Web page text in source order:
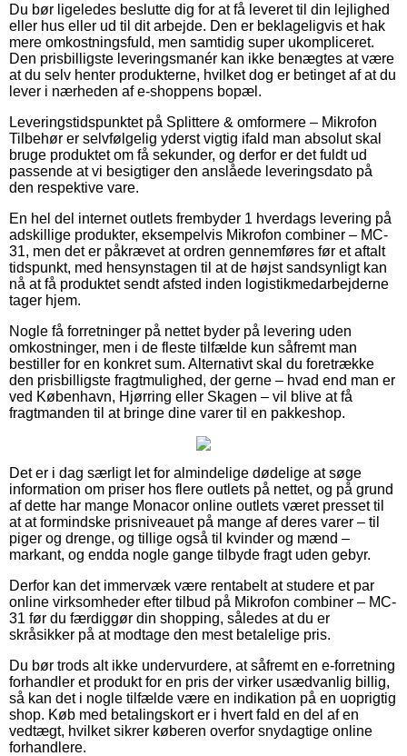
Du bør ligeledes beslutte dig for at få leveret til din lejlighed
eller hus eller ud til dit arbejde. Den er beklageligvis et hak
mere omkostningsfuld, men samtidig super ukompliceret.
Den prisbilligste leveringsmanér kan ikke benægtes at være
at du selv henter produkterne, hvilket dog er betinget af at du
lever i nærheden af e-shoppens bopæl.
Leveringstidspunktet på Splittere & omformere – Mikrofon
Tilbehør er selvfølgelig yderst vigtig ifald man absolut skal
bruge produktet om få sekunder, og derfor er det fuldt ud
passende at vi besigtiger den anslåede leveringsdato på
den respektive vare.
En hel del internet outlets frembyder 1 hverdags levering på
adskillige produkter, eksempelvis Mikrofon combiner – MC-
31, men det er påkrævet at ordren gennemføres før et aftalt
tidspunkt, med hensynstagen til at de højst sandsynligt kan
nå at få produktet sendt afsted inden logistikmedarbejderne
tager hjem.
Nogle få forretninger på nettet byder på levering uden
omkostninger, men i de fleste tilfælde kun såfremt man
bestiller for en konkret sum. Alternativt skal du foretrække
den prisbilligste fragtmulighed, der gerne – hvad end man er
ved København, Hjørring eller Skagen – vil blive at få
fragtmanden til at bringe dine varer til en pakkeshop.
Det er i dag særligt let for almindelige dødelige at søge
information om priser hos flere outlets på nettet, og på grund
af dette har mange Monacor online outlets været presset til
at at formindske prisniveauet på mange af deres varer – til
piger og drenge, og tillige også til kvinder og mænd –
markant, og endda nogle gange tilbyde fragt uden gebyr.
Derfor kan det immervæk være rentabelt at studere et par
online virksomheder efter tilbud på Mikrofon combiner – MC-
31 før du færdiggør din shopping, således at du er
skråsikker på at modtage den mest betalelige pris.
Du bør trods alt ikke undervurdere, at såfremt en e-forretning
forhandler et produkt for en pris der virker usædvanlig billig,
så kan det i nogle tilfælde være en indikation på en uoprigtig
shop. Køb med betalingskort er i hvert fald en del af en
vedtægt, hvilket sikrer køberen overfor snydagtige online
forhandlere.